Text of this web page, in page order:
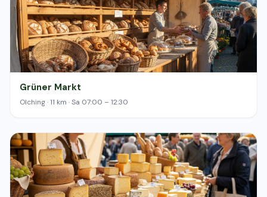
Grüner Markt
Olching · 11 km · Sa 07:00 – 12:30